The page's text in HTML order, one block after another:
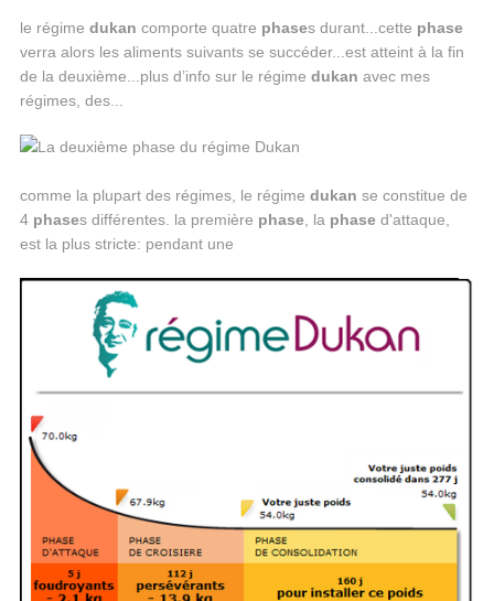
le régime dukan comporte quatre phases durant...cette phase
verra alors les aliments suivants se succéder...est atteint à la fin
de la deuxième...plus d’info sur le régime dukan avec mes
régimes, des...
comme la plupart des régimes, le régime dukan se constitue de
4 phases différentes. la première phase, la phased'attaque,
est la plus stricte: pendant une